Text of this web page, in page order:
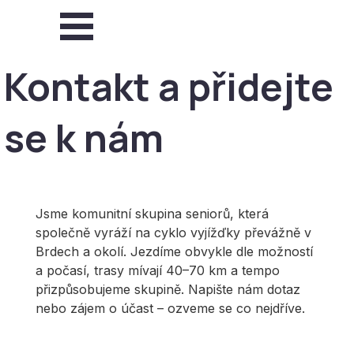
Kontakt a přidejte
se k nám
Jsme komunitní skupina seniorů, která
společně vyráží na cyklo vyjížďky převážně v
Brdech a okolí. Jezdíme obvykle dle možností
a počasí, trasy mívají 40–70 km a tempo
přizpůsobujeme skupině. Napište nám dotaz
nebo zájem o účast – ozveme se co nejdříve.